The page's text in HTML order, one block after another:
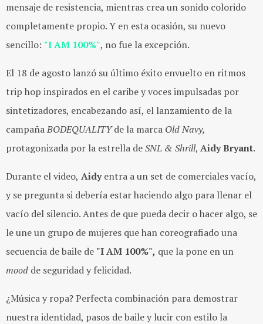
mensaje de resistencia, mientras crea un sonido colorido
completamente propio. Y en esta ocasión, su nuevo
sencillo: "I AM 100%", no fue la excepción.
El 18 de agosto lanzó su último éxito envuelto en ritmos
trip hop inspirados en el caribe y voces impulsadas por
sintetizadores, encabezando así, el lanzamiento de la
campañaBODEQUALITYde la marca Old Navy,
protagonizada por la estrella deSNL & Shrill, Aidy Bryant.
Durante el video, Aidyentra a un set de comerciales vacío,
y se pregunta si debería estar haciendo algo para llenar el
vacío del silencio. Antes de que pueda decir o hacer algo, se
le une un grupo de mujeres que han coreografiado una
secuencia de baile de "I AM 100%", que la pone en un
mood de seguridad y felicidad.
¿Música y ropa? Perfecta combinación para demostrar
nuestra identidad, pasos de baile y lucir con estilo la